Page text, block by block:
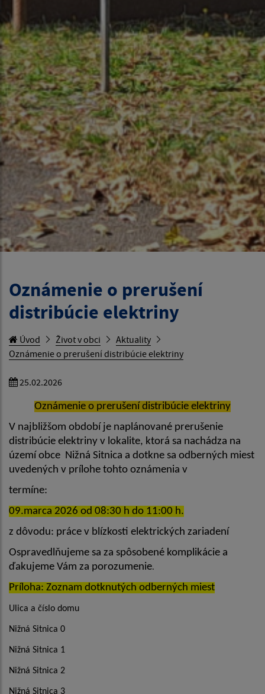
Oznámenie o prerušení
distribúcie elektriny
Úvod Život v obci
Aktuality
Oznámenie o prerušení distribúcie elektriny
25.02.2026
Oznámenie o prerušení distribúcie elektriny
V najbližšom období je naplánované prerušenie
distribúcie elektriny v lokalite, ktorá sa nachádza na
území obce Nižná Sitnica a dotkne sa odberných miest
uvedených v prílohe tohto oznámenia v
termíne:
09.marca 2026 od 08:30 h do 11:00 h.
z dôvodu: práce v blízkosti elektrických zariadení
Ospravedlňujeme sa za spôsobené komplikácie a
ďakujeme Vám za porozumenie.
Príloha: Zoznam dotknutých odberných miest
Ulica a číslo domu
Nižná Sitnica 0
Nižná Sitnica 1
Nižná Sitnica 2
Nižná Sitnica 3